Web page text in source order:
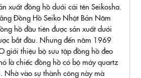
xuất đồng hồ dưới cái tên Seikosha.
Đồng Hồ Seiko Nhật Bản Năm
hồ đầu tiên được sản xuất dưới
bắt đầu. Nhưng đến năm 1969
giới thiệu bộ sưu tập đồng hồ đeo
là chiếc đồng hồ có bộ máy quartz
Nhờ vào sự thành công này mà